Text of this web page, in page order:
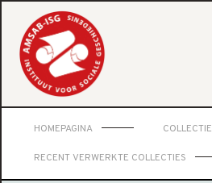
HOMEPAGINA COLLECTIE
RECENT VERWERKTE COLLECTIES